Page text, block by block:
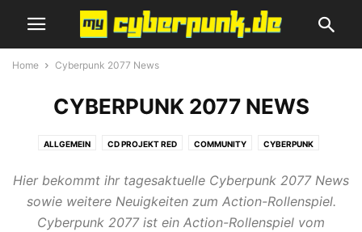
Home Cyberpunk 2077 News
CYBERPUNK 2077 NEWS
ALLGEMEIN CD PROJEKT RED COMMUNITY CYBERPUNK
REVIEWS SCI-FI FILME & SERIEN SCIENCE-FICTION SPIELEMESSE
THE WITCHER ZUKUNFT SCHON HEUTE
Hier bekommt ihr tagesaktuelle Cyberpunk 2077 News
sowie weitere Neuigkeiten zum Action-Rollenspiel.
Cyberpunk 2077 ist ein Action-Rollenspiel vom